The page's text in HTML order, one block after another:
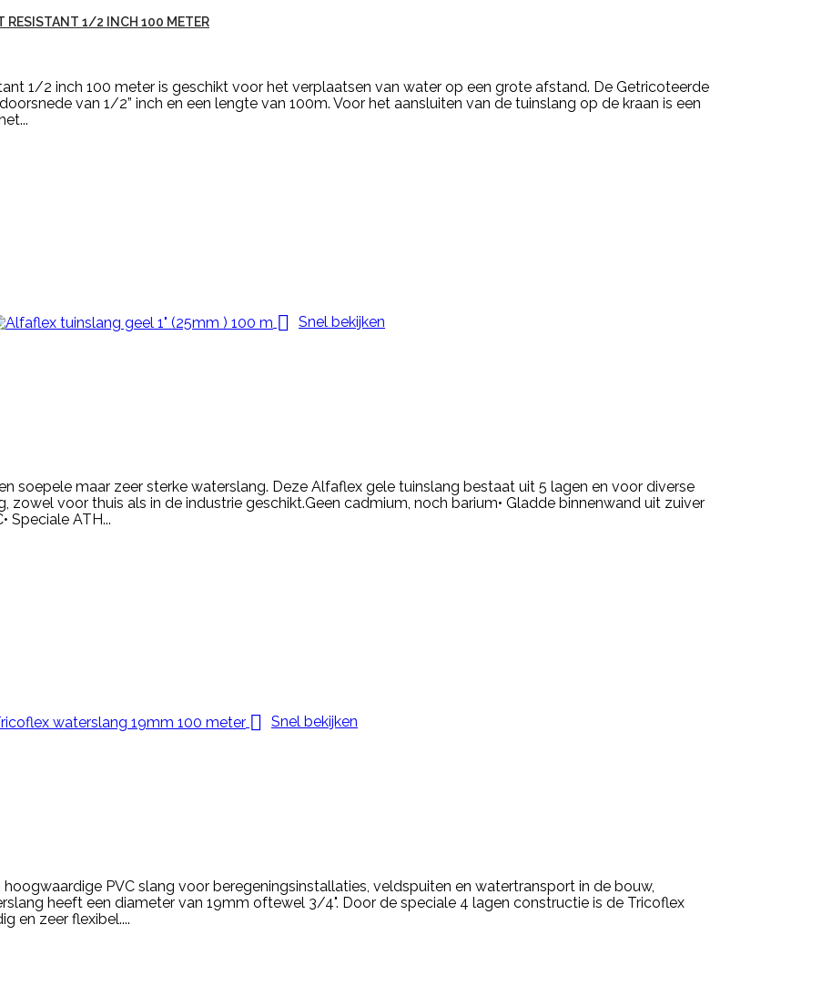
RESISTANT 1/2 INCH 100 METER
1/2 inch 100 meter is geschikt voor het verplaatsen van water op een grote afstand. De Getricoteerde
van 1/2” inch en een lengte van 100m. Voor het aansluiten van de tuinslang op de kraan is een
 Snel bekijken
soepele maar zeer sterke waterslang. Deze Alfaflex gele tuinslang bestaat uit 5 lagen en voor diverse
zowel voor thuis als in de industrie geschikt.Geen cadmium, noch barium• Gladde binnenwand uit zuiver
Speciale ATH...
 Snel bekijken
PVC slang voor beregeningsinstallaties, veldspuiten en watertransport in de bouw,
heeft een diameter van 19mm oftewel 3/4". Door de speciale 4 lagen constructie is de Tricoflex
en zeer flexibel....